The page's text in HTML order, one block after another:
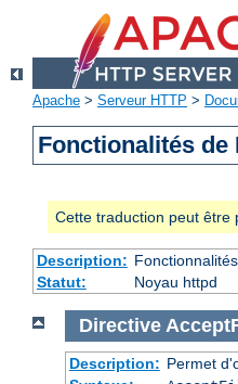
Apache > Serveur HTTP >
Fonctionalités de
Cette traduction peut être
Description:
Statut:
Noyau httpd
Directive
Description: Permet